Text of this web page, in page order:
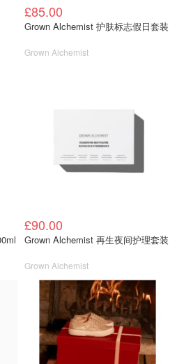
£85.00
Grown Alchemist 护肤标志假日套装
Grown Alchemist
£90.00
Grown Alchemist 再生夜间护理套装
Grown Alchemist